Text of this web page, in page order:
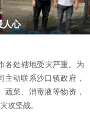
人心
各处辖地受灾严重。为
动联系沙口镇政府，
菜、消毒液等物资，
攻坚战。